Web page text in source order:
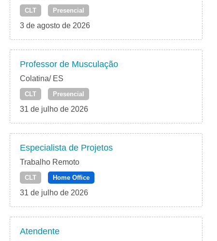
CLT Presencial
3 de agosto de 2026
Professor de Musculação
Colatina/ ES
CLT Presencial
31 de julho de 2026
Especialista de Projetos
Trabalho Remoto
CLT Home Office
31 de julho de 2026
Atendente